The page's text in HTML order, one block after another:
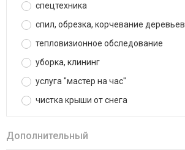
спецтехника
спил, обрезка, корчевание деревьев
тепловизионное обследование
уборка, клининг
услуга "мастер на час"
чистка крыши от снега
Дополнительный